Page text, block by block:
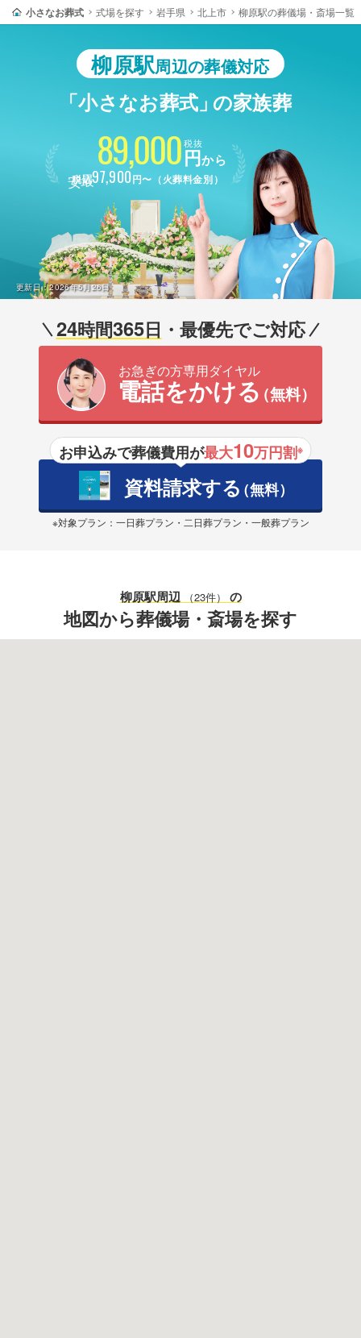
小さなお葬式 式場を探す 岩手県 北上市 柳原駅の葬儀場・斎場一覧
柳原駅周辺の葬儀対応
「小さなお葬式」の家族葬
更新日：2026年5月26日
89,000 税抜
円から
税込97,900円〜（火葬料金別）
24時間365日 ・最優先でご対応
お急ぎの方専用ダイヤル
電話をかける（無料）
お申込みで葬儀費用が最大10万円割※
資料請求する（無料）
※対象プラン：一日葬プラン・二日葬プラン・一般葬プラン
柳原駅周辺 （23件） の
地図から葬儀場・斎場を探す